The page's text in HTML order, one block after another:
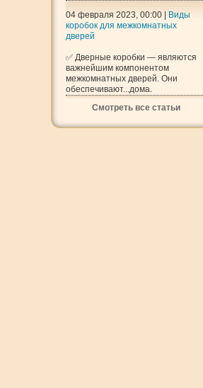
04 февраля 2023, 00:00 |
Виды
коробок для межкомнатных
дверей
✅ Дверные коробки — являются
важнейшим компонентом
межкомнатных дверей. Они
обеспечивают...дома.
Смотреть все статьи